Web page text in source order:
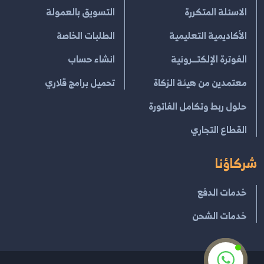
الاسئلة المتكررة
الأكاديمية التعليمية
الفوترة الإلكتــرونية
معتمدين من هيئة الزكاة
حلول ربط وتكامل الفاتورة
القطاع التجاري
التسويق بالعمولة
الطلبات الخاصة
انشاء حساب
تحميل برامج قلاري
شركاؤنا
خدمات الدفع
خدمات الشحن